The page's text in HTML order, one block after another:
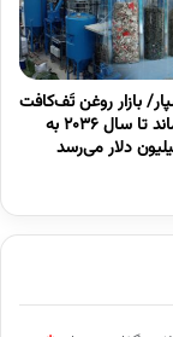
بازار روغن تَف‌کافت
حاصل از پسماند تا سال ۲۰۳۶ به